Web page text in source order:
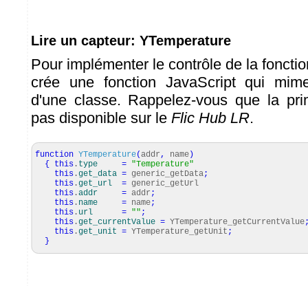
Lire un capteur: YTemperature
Pour implémenter le contrôle de la
crée une fonction JavaScript qui
d'une classe. Rappelez-vous que la
pas disponible sur le Flic Hub LR.
function YTemperature(addr, name )
{
this . type = "Temperature"
this .get_data = generic_getData;
this .get_url = generic_getUrl
this .addr = addr ;
this . name = name;
this . url = "" ;
this .get_currentValue = YTemperature_getCurrentValue
this .get_unit = YTemperature_getUnit ;
}